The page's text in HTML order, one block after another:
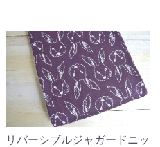
リバーシブルジャガードニッ